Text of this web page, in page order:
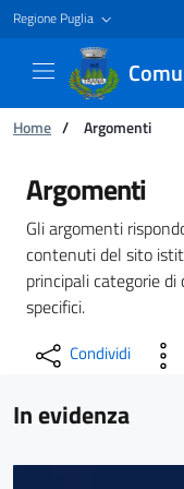
Regione Puglia
Ti trovi in:
Home / Argomenti
Argomenti -
Argomenti
Gli argomenti
contenuti del sito
principali categorie
specifici.
Condividi
In evidenza